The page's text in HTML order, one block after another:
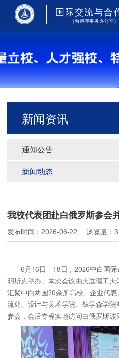
国际交流与合
（台港澳事务办公室）
新闻资讯
通知公告
新闻动态
我校代表团赴白俄罗斯参会
发布时间：2026-06-22 浏览量：
6月 16日—18日， 2026中白国
明斯克举办。本次会议由大连理工大
汇聚中白两国30余所高校、企业代
流处、 设计与美术学院、钱学森学
参会，会后专程实地访问白俄罗斯波